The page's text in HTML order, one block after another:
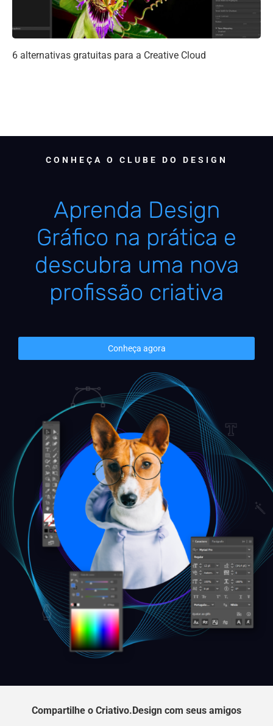
6 alternativas gratuitas para a Creative Cloud
CONHEÇA O CLUBE DO DESIGN
Aprenda Design
Gráfico na prática e
descubra uma nova
profissão criativa
Conheça agora
Compartilhe o Criativo.Design com seus amigos